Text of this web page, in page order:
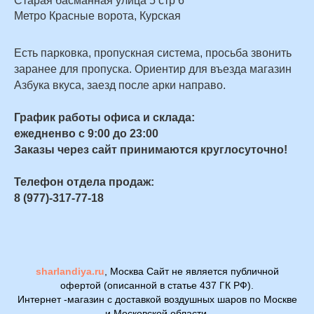
Метро Красные ворота, Курская
Есть парковка, пропускная система, просьба звонить
заранее для пропуска. Ориентир для въезда магазин
Азбука вкуса, заезд после арки направо.
График работы офиса и склада:
ежедненво с 9:00 до 23:00
Заказы через сайт принимаются круглосуточно!
Телефон отдела продаж:
8 (977)-317-77-18
sharlandiya.ru , Москва Сайт не является публичной
офертой (описанной в статье 437 ГК РФ).
Интернет -магазин с доставкой воздушных шаров по Москве